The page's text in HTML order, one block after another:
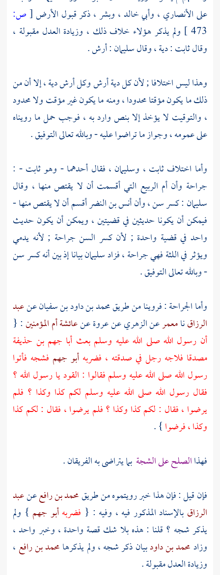
علىالأنصاري ، وأبي خالد، وبشر، ذكر قبول الأرض[ص:
473 ] ولم يذكر هؤلاء خلاف ذلك ، وزيادة العدل مقبولة ،
وقالثابت: دية ، وقالسليمان: أرش .
وهذا ليس اختلافا ; لأن كل دية أرش وكل أرش دية ، إلا أن من
ذلك ما يكون مؤقتا محدودا ، ومنه ما يكون غير مؤقت ولا محدود
، والتوقيت لا يؤخذ إلا بنص وارد به ، فوجب حمل ما رويناه
على عمومه ، وجواز ما تراضوا عليه - وبالله تعالى التوفيق .
وأما اختلافثابت ، وسليمان ، فقال أحدهما - وهوثابت- :
جراحة وأن أم الربيع التي أقسمت أن لا يقتص منها ، وقال
سليمان : كسر سن ، وأنأنس بن النضرأقسم أن لا يقتص منها -
فيمكن أن يكونا حديثين في قضيتين ، ويمكن أن يكون حديث
واحد في قضية واحدة ; لأن كسر السن جراحة ; لأنه يدمي
ويؤثر في اللثة فهي جراحة ، فزادسليمانبيانا إذ بين أنه كسر سن
- وبالله تعالى التوفيق .
وأما الجراحة : فروينا من طريقمحمد بن داود بن سفيانعنعبد
الرزاقنامعمرعنالزهريعنعروةعنعائشة أم المؤمنين: {
أن رسول الله صلى الله عليه وسلم بعث أبا جهم بن حذيفة
مصدقا فلاجه رجل في صدقته ، فضربه أبو جهم فشجه فأتوا
رسول الله صلى الله عليه وسلم فقالوا : القود يا رسول الله ؟
فقال رسول الله صلى الله عليه وسلم لكم كذا وكذا ؟ فلم
يرضوا ، فقال : لكم كذا وكذا ؟ فلم يرضوا ، فقال : لكم كذا
وكذا ، فرضوا} .
فهذاالصلح على الشجة بما يتراضى به الفريقان .
فإن قيل : فإن هذا خبر رويتموه من طريقمحمد بن رافععنعبد
الرزاق بالإسناد المذكور فيه ، وفيه : { فضربهأبو جهم } ولم
يذكر شجه ؟ قلنا : هذه بلا شك قصة واحدة ، وخبر واحد ،
وزادمحمد بن داودبيان ذكر شجه ، ولم يذكرهامحمد بن رافع ،
وزيادة العدل مقبولة .